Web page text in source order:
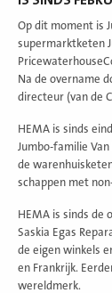
Op dit moment is
supermarktketen
Na de overname
directeur (van de
HEMA is sinds
Jumbo-familie
de
schappen met
HEMA is sinds de
Saskia Egas
de eigen winkels
en Frankrijk.
wereldmerk.